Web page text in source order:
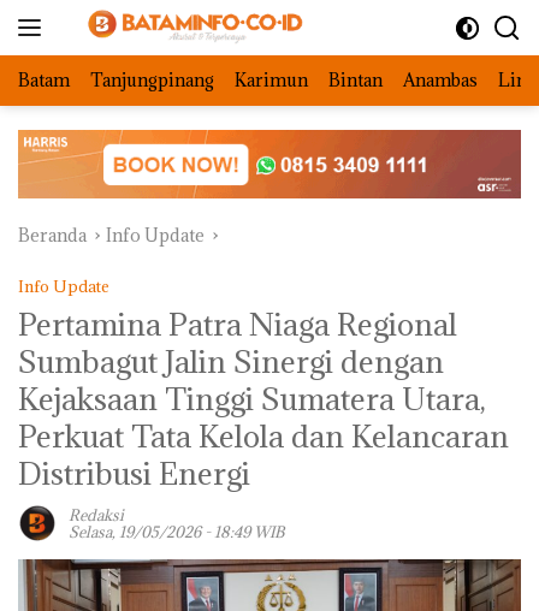
Batam Tanjungpinang Karimun Bintan Anambas
Beranda Info Update
Info Update
Pertamina Patra Niaga Regional
Sumbagut Jalin Sinergi dengan
Kejaksaan Tinggi Sumatera Utara,
Perkuat Tata Kelola dan Kelancaran
Distribusi Energi
Redaksi
Selasa, 19/05/2026 - 18:49 WIB